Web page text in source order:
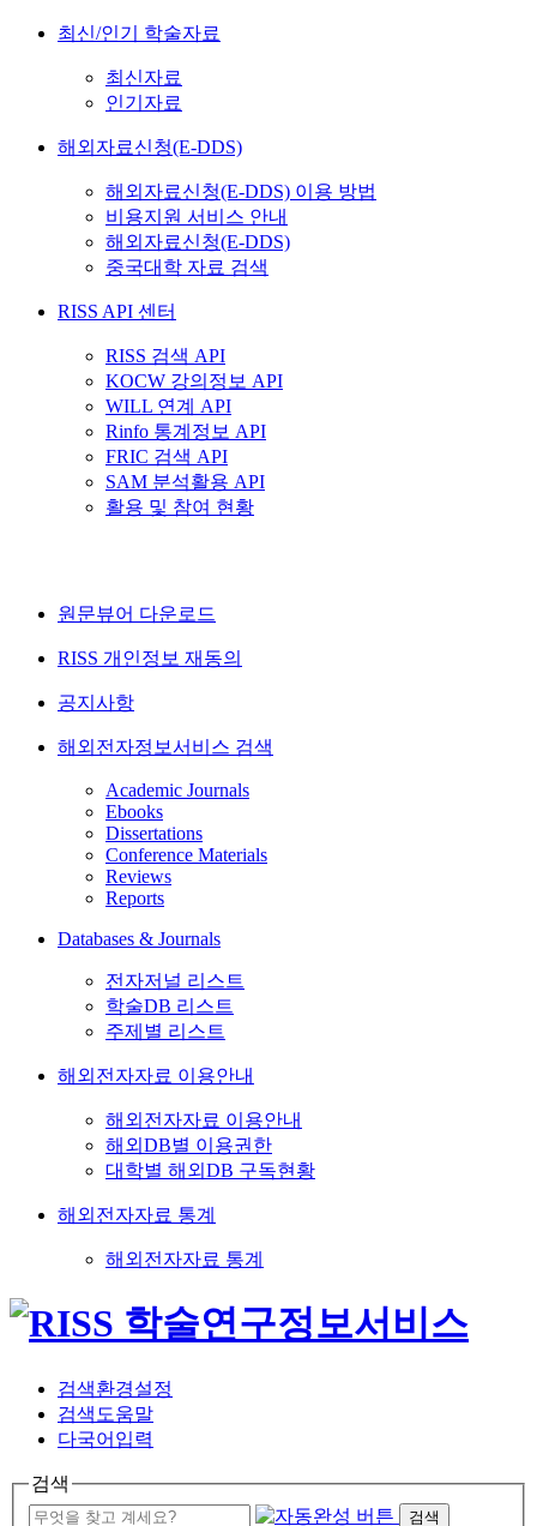
최신/인기 학술자료
최신자료
인기자료
해외자료신청(E-DDS)
해외자료신청(E-DDS) 이용 방법
비용지원 서비스 안내
해외자료신청(E-DDS)
중국대학 자료 검색
RISS API 센터
RISS 검색 API
KOCW 강의정보 API
WILL 연계 API
Rinfo 통계정보 API
FRIC 검색 API
SAM 분석활용 API
활용 및 참여 현황
원문뷰어 다운로드
RISS 개인정보 재동의
공지사항
해외전자정보서비스 검색
Academic Journals
Ebooks
Dissertations
Conference Materials
Reviews
Reports
Databases & Journals
전자저널 리스트
학술DB 리스트
주제별 리스트
해외전자자료 이용안내
해외전자자료 이용안내
해외DB별 이용권한
대학별 해외DB 구독현황
해외전자자료 통계
해외전자자료 통계
검색환경설정
검색도움말
다국어입력
검색
검색